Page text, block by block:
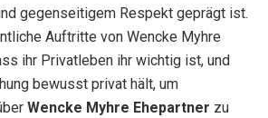
gegenseitigem Respekt geprägt ist.
Auftritte von Wencke Myhre
ihr Privatleben ihr wichtig ist, und
bewusst privat hält, um
Wencke Myhre Ehepartner zu